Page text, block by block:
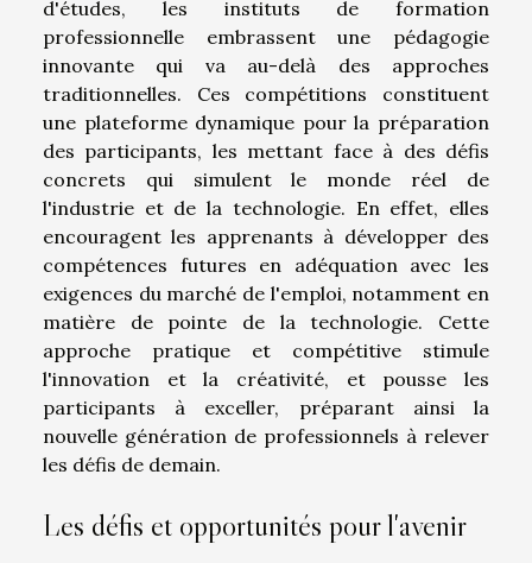
d'études, les instituts de formation
professionnelle embrassent une pédagogie
innovante qui va au-delà des approches
traditionnelles. Ces compétitions constituent
une plateforme dynamique pour la préparation
des participants, les mettant face à des défis
concrets qui simulent le monde réel de
l'industrie et de la technologie. En effet, elles
encouragent les apprenants à développer des
compétences futures en adéquation avec les
exigences du marché de l'emploi, notamment en
matière de pointe de la technologie. Cette
approche pratique et compétitive stimule
l'innovation et la créativité, et pousse les
participants à exceller, préparant ainsi la
nouvelle génération de professionnels à relever
les défis de demain.
Les défis et opportunités pour l'avenir